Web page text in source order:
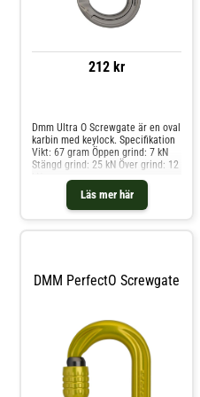
212 kr
Läs mer här
Dmm Ultra O Screwgate är en oval
karbin med keylock. Specifikation
Vikt: 67 gram Öppen grind: 7 kN
Stängd grind: 25 kN Över grind: 12
DMM PerfectO Screwgate